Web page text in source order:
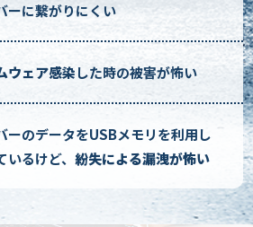
ーに繋がりにくい
ウェア感染した時の被害が怖い
ーのデータをUSBメモリを利用し
るけど、 紛失による漏洩が怖い